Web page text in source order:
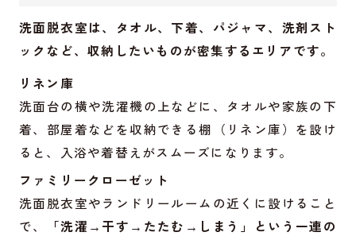
洗面脱衣室は、タオル、下着、パジャマ、洗剤スト
ックなど、収納したいものが密集するエリアです。
リネン庫
洗面台の横や洗濯機の上などに、タオルや家族の下
着、部屋着などを収納できる棚（リネン庫）を設け
ると、入浴や着替えがスムーズになります。
ファミリークローゼット
洗面脱衣室やランドリールームの近くに設けること
で、
「洗濯→干す→たたむ→しまう」という一連の